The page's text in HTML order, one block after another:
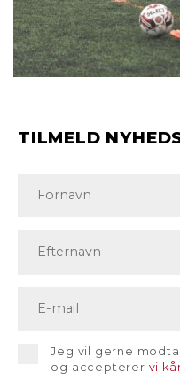
TILMELD
Jeg vil gerne
og accepterer